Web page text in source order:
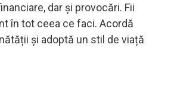
dar și provocări. Fii
în tot ceea ce faci. Acordă
și adoptă un stil de viață